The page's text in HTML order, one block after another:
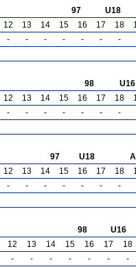
97 U18
12 13 14 15 16 17 18
- - - - - - -
98 U16
12 13 14 15 16 17 18
- - - - - - -
97 U18
12 13 14 15 16 17 18
- - - - - - -
98 U16
12 13 14 15 16 17 18
- - - - - - -